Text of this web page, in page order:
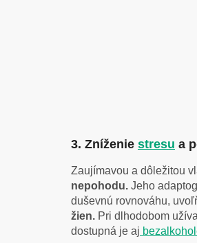
3. Zníženie stresu a
Zaujímavou a dôležitou
nepohodu. Jeho
duševnú rovnováhu,
žien. Pri dlhodobom
dostupná je aj